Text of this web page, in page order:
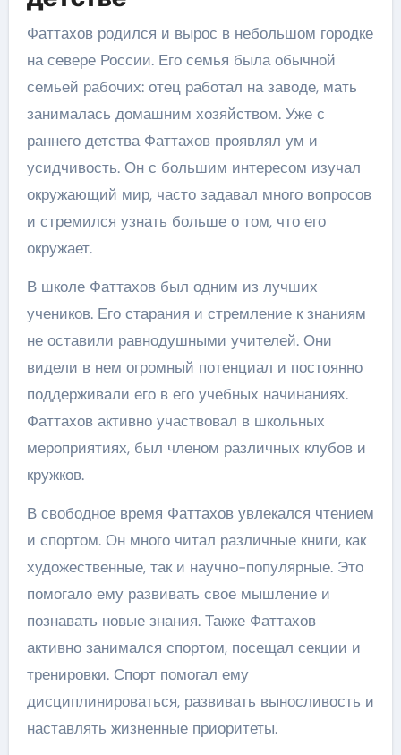
Фаттахов родился и вырос в небольшом городке
на севере России. Его семья была обычной
семьей рабочих: отец работал на заводе, мать
занималась домашним хозяйством. Уже с
раннего детства Фаттахов проявлял ум и
усидчивость. Он с большим интересом изучал
окружающий мир, часто задавал много вопросов
и стремился узнать больше о том, что его
окружает.
В школе Фаттахов был одним из лучших
учеников. Его старания и стремление к знаниям
не оставили равнодушными учителей. Они
видели в нем огромный потенциал и постоянно
поддерживали его в его учебных начинаниях.
Фаттахов активно участвовал в школьных
мероприятиях, был членом различных клубов и
кружков.
В свободное время Фаттахов увлекался чтением
и спортом. Он много читал различные книги, как
художественные, так и научно-популярные. Это
помогало ему развивать свое мышление и
познавать новые знания. Также Фаттахов
активно занимался спортом, посещал секции и
тренировки. Спорт помогал ему
дисциплинироваться, развивать выносливость и
наставлять жизненные приоритеты.